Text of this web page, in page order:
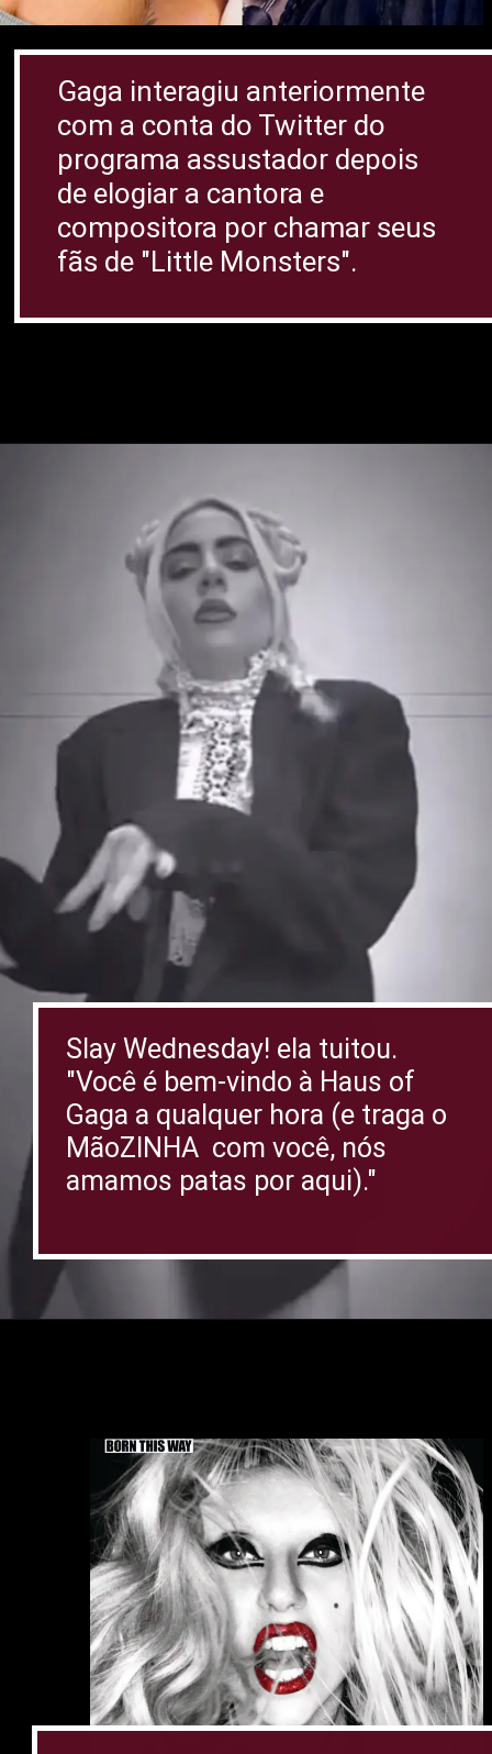
Gaga interagiu anteriormente
com a conta do Twitter do
programa assustador depois
de elogiar a cantora e
compositora por chamar seus
fãs de "Little Monsters".
Slay Wednesday! ela tuitou.
"Você é bem-vindo à Haus of
Gaga a qualquer hora (e traga o
MãoZINHA com você, nós
amamos patas por aqui)."